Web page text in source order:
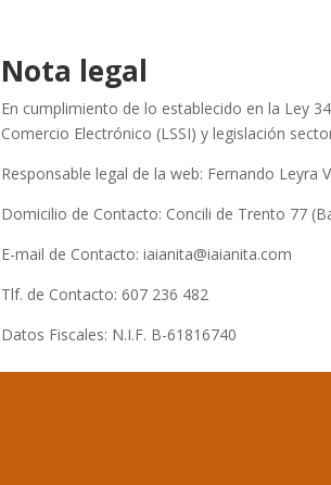
Nota legal
En cumplimiento de lo establecido en la Ley
Comercio Electrónico (LSSI) y legislación
Responsable legal de la web: Fernando Leyra
Domicilio de Contacto: Concili de Trento 77
E-mail de Contacto: iaianita@iaianita.com
Tlf. de Contacto: 607 236 482
Datos Fiscales: N.I.F. B-61816740